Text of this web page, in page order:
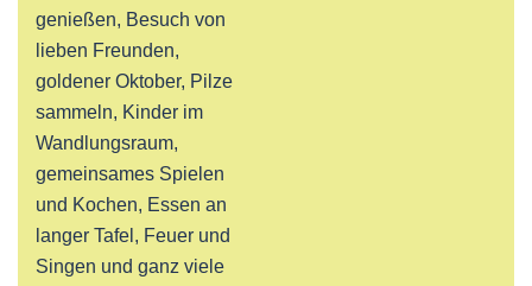
genießen, Besuch von
lieben Freunden,
goldener Oktober, Pilze
sammeln, Kinder im
Wandlungsraum,
gemeinsames Spielen
und Kochen, Essen an
langer Tafel, Feuer und
Singen und ganz viele